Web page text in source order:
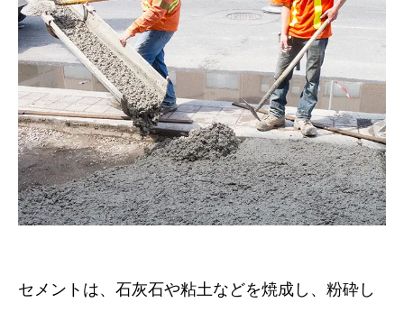
セメントは、石灰石や粘土などを焼成し、粉砕し